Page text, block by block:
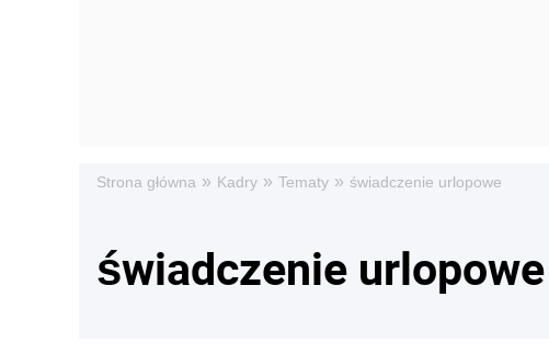
Strona główna » Kadry » Tematy » świadczenie urlopowe
świadczenie urlopowe